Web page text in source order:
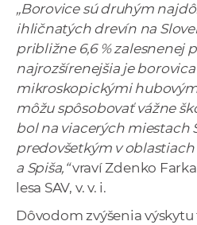
„Borovice sú druhým
ihličnatých drevín na
približne 6,6 % zalesnenej
najrozšírenejšia je
mikroskopickými
môžu spôsobovať vážne
bol na viacerých miestach
predovšetkým v oblastiach
a Spiša,“vraví Zdenko
lesa SAV, v. v. i.
Dôvodom zvýšenia